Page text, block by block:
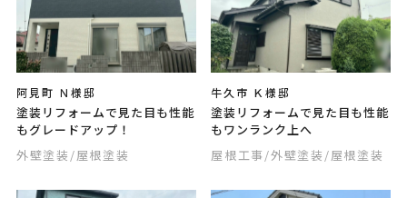
阿見町 Ｎ様邸
塗装リフォームで見た目も性能
もグレードアップ！
外壁塗装 /屋根塗装
牛久市 Ｋ様邸
塗装リフォームで見た目も性能
もワンランク上へ
屋根工事 /外壁塗装 /屋根塗装